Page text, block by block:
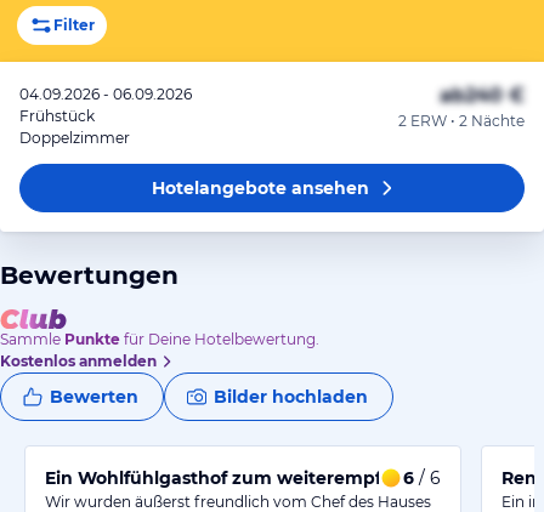
Filter
04.09.2026 - 06.09.2026
Frühstück
Doppelzimmer
ab240 €
2 ERW • 2 Nächte
Hotelangeboteansehen
Bewertungen
Sammle Punkte für Deine Hotelbewertung.
Kostenlos anmelden
Bewerten Bilder hochladen
Ein Wohlfühlgasthof zum weiterempfehlen
6 / 6
Wir wurden äußerst freundlich vom Chef des Hauses
Ein